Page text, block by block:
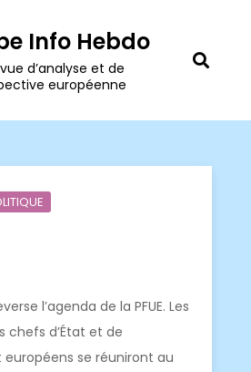
Info Hebdo
d’analyse et de
européenne
l’agenda de la PFUE. Les
chefs d’État et de
se réuniront au